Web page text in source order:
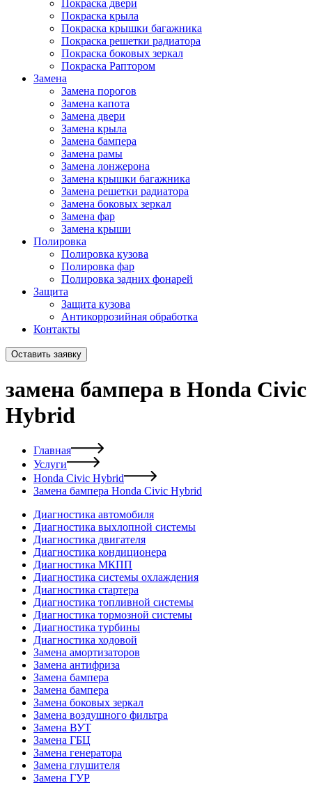
Покраска двери
Покраска крыла
Покраска крышки багажника
Покраска решетки радиатора
Покраска боковых зеркал
Покраска Раптором
Замена
Замена порогов
Замена капота
Замена двери
Замена крыла
Замена бампера
Замена рамы
Замена лонжерона
Замена крышки багажника
Замена решетки радиатора
Замена боковых зеркал
Замена фар
Замена крыши
Полировка
Полировка кузова
Полировка фар
Полировка задних фонарей
Защита
Защита кузова
Антикоррозийная обработка
Контакты
Оставить заявку
замена бампера в Honda Civic
Hybrid
Главная
Услуги
Honda Civic Hybrid
Замена бампера Honda Civic Hybrid
Диагностика автомобиля
Диагностика выхлопной системы
Диагностика двигателя
Диагностика кондиционера
Диагностика МКПП
Диагностика системы охлаждения
Диагностика стартера
Диагностика топливной системы
Диагностика тормозной системы
Диагностика турбины
Диагностика ходовой
Замена амортизаторов
Замена антифриза
Замена бампера
Замена бампера
Замена боковых зеркал
Замена воздушного фильтра
Замена ВУТ
Замена ГБЦ
Замена генератора
Замена глушителя
Замена ГУР